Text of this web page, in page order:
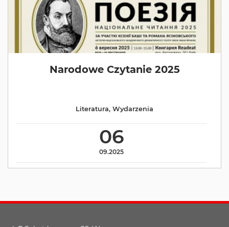
Narodowe Czytanie 2025
06
09.2025
Literatura, Wydarzenia